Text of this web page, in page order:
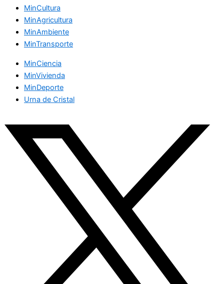
MinCultura
MinAgricultura
MinAmbiente
MinTransporte
MinCiencia
MinVivienda
MinDeporte
Urna de Cristal